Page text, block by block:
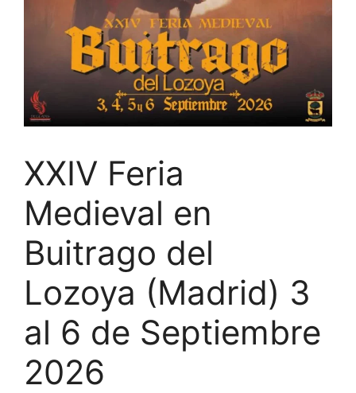
XXIV Feria
Medieval en
Buitrago del
Lozoya (Madrid) 3
al 6 de Septiembre
2026